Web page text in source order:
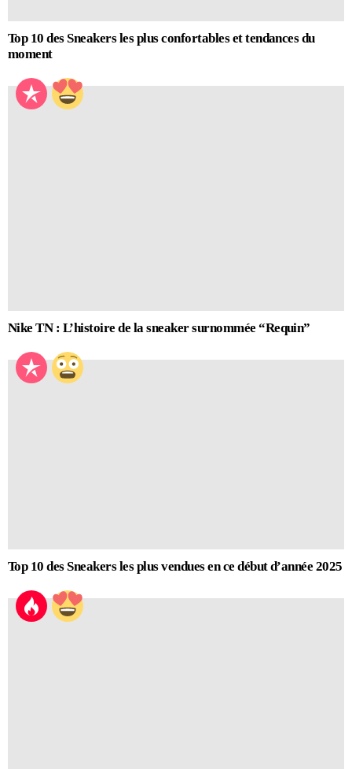
Top 10 des Sneakers les plus confortables et tendances du
moment
Nike TN : L’histoire de la sneaker surnommée “Requin”
Top 10 des Sneakers les plus vendues en ce début d’année 2025